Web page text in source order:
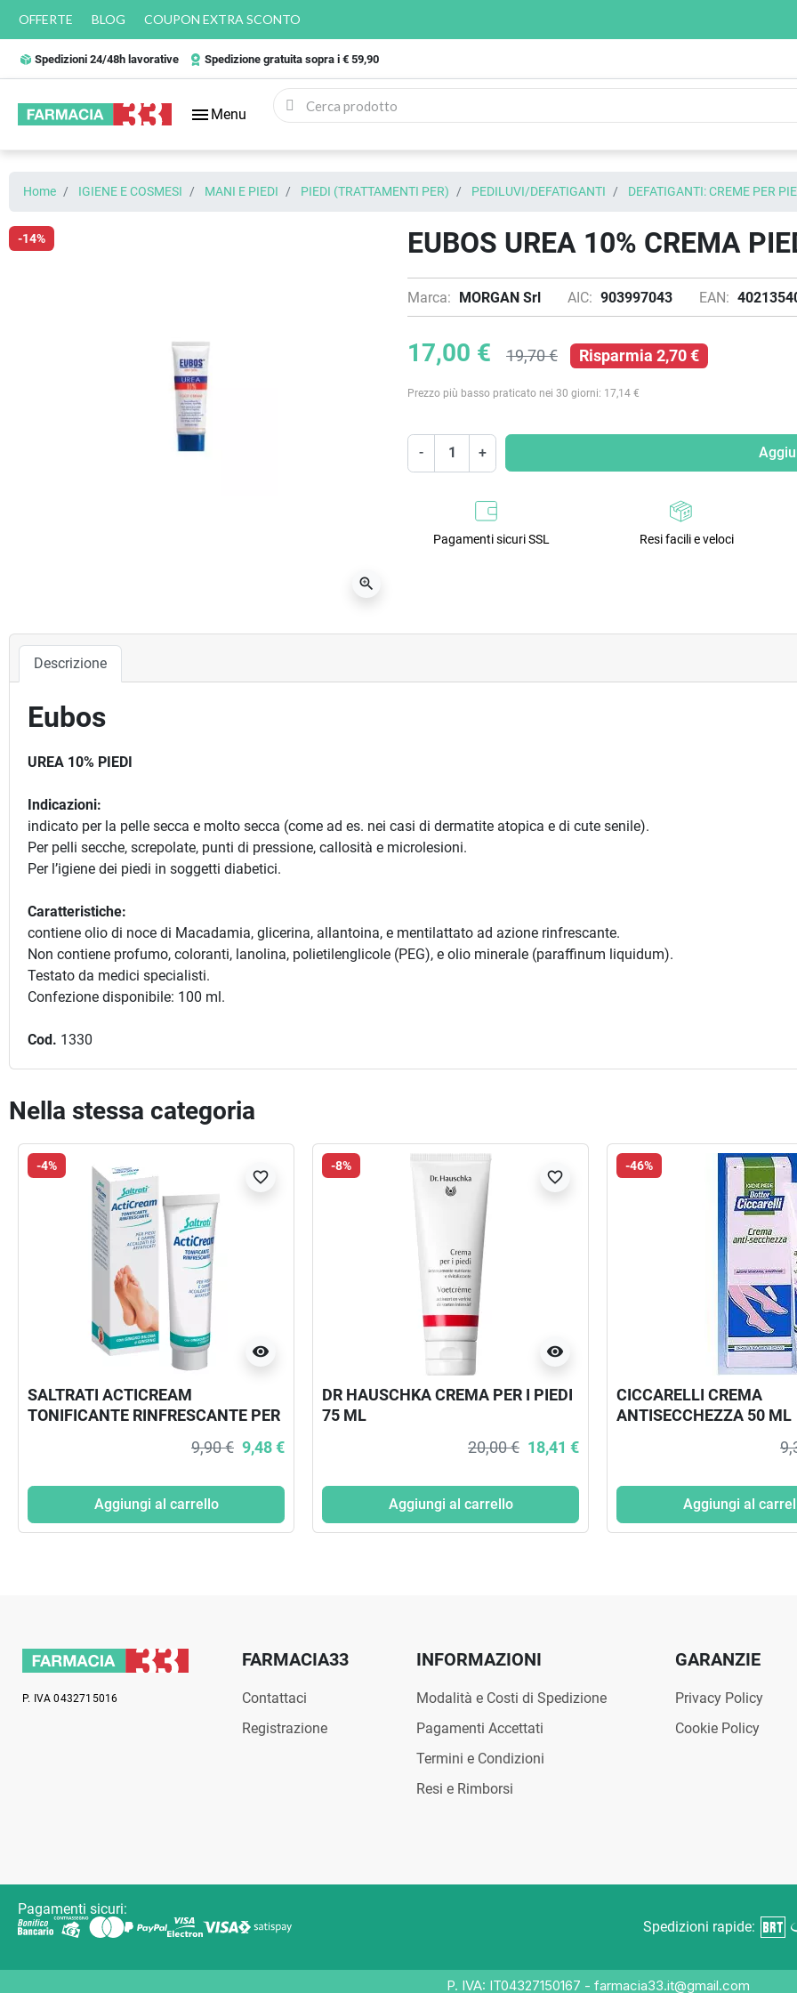
OFFERTE BLOG COUPON EXTRA SCONTO
Spedizioni 24/48h lavorative Spedizione gratuita sopra i € 59,90
menu Menu
Home IGIENE E COSMESI MANI E PIEDI PIEDI (TRATTAMENTI PER) PEDILUVI/DEFATIGANTI DEFATIGANTI: CREME PER
-14%
zoom_in
EUBOS UREA 10% CREMA
Marca: MORGAN Srl AIC: 903997043 EAN:
17,00 € 19,70 € Risparmia 2,70 €
Prezzo più basso praticato nei 30 giorni: 17,14 €
- +
Pagamenti sicuri SSL Resi facili e veloci
Descrizione
Eubos
UREA 10% PIEDI
Indicazioni:
indicato per la pelle secca e molto secca (come ad es. nei casi di dermatite atopica e di cute senile).
Per pelli secche, screpolate, punti di pressione, callosità e microlesioni.
Per l’igiene dei piedi in soggetti diabetici.
Caratteristiche:
contiene olio di noce di Macadamia, glicerina, allantoina, e mentilattato ad azione rinfrescante.
Non contiene profumo, coloranti, lanolina, polietilenglicole (PEG), e olio minerale (paraffinum liquidum).
Testato da medici specialisti.
Confezione disponibile: 100 ml.
Cod. 1330
Nella stessa categoria
-4%
visibility
favorite_border
SALTRATI ACTICREAM
TONIFICANTE RINFRESCANTE PER
9,90 € 9,48 €
Aggiungi al carrello
-8%
visibility
favorite_border
DR HAUSCHKA CREMA PER I PIEDI
75 ML
20,00 € 18,41 €
Aggiungi al carrello
-46%
CICCARELLI CREMA
ANTISECCHEZZA 50 ML
Aggiungi al
P. IVA 0432715016
FARMACIA33
Contattaci
Registrazione
INFORMAZIONI
Modalità e Costi di Spedizione
Pagamenti Accettati
Termini e Condizioni
Resi e Rimborsi
GARANZIE
Privacy Policy
Cookie Policy
Pagamenti sicuri:
Spedizioni rapide:
P. IVA: IT04327150167 - farmacia33.it@gmail.com